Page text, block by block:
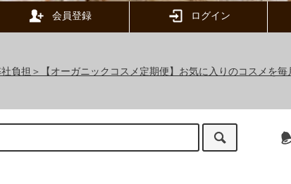
会員登録 ログイン
負担＞【オーガニックコスメ定期便】お気に入りのコスメを